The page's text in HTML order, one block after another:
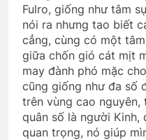
Fulro, giống như tâm
nói ra nhưng tao biết
cẳng, cùng có một
giữa chốn gió cát mịt
may đành phó mặc
cũng giống như đa số
trên vùng cao nguyên,
quân số là người
quan trọng, nó giúp